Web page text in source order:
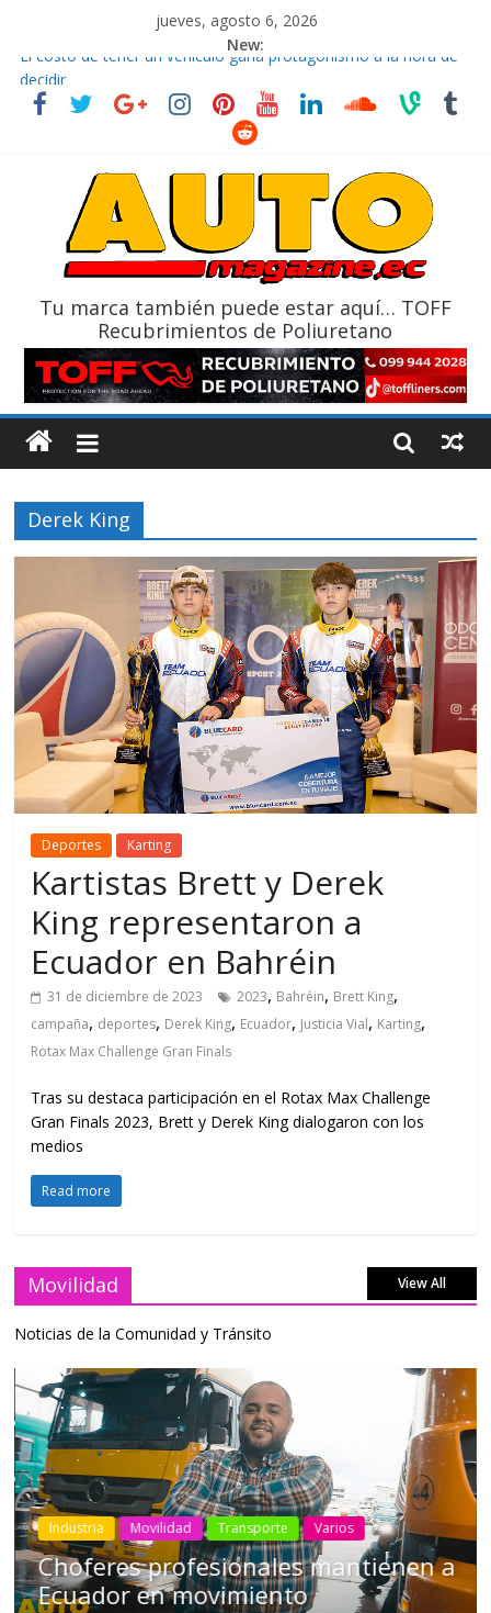
jueves, agosto 6, 2026
New:
El costo de tener un vehículo gana protagonismo a la hora de
decidir
Ultima película ‘Spider‑Man: Brand New Day’ pone en escena a
La Vuelta al Ecuador 2026, edición 47ª, recorre 7 provincias en 8
La FEDAK recibe 12 Sinotruk Bolden para cubrir las rutas de La
Tu marca también puede estar aquí… TOFF
Recubrimientos de Poliuretano
Derek King
Deportes Karting
Kartistas Brett y Derek
King representaron a
Ecuador en Bahréin
31 de diciembre de 2023 2023, Bahréin, Brett King,
campaña, deportes, Derek King, Ecuador, Justicia Vial, Karting,
Rotax Max Challenge Gran Finals
Tras su destaca participación en el Rotax Max Challenge
Gran Finals 2023, Brett y Derek King dialogaron con los
medios
Read more
Movilidad View All
Noticias de la Comunidad y Tránsito
Industria Movilidad Transporte Varios
Choferes profesionales mantienen a
Ecuador en movimiento